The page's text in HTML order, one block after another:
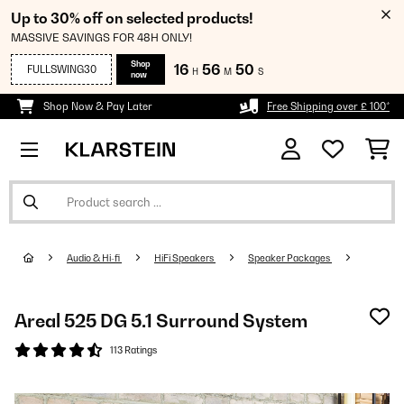
Up to 30% off on selected products!
MASSIVE SAVINGS FOR 48H ONLY!
FULLSWING30
Shop
now
16 H 56 M 50 S
Shop Now & Pay Later Free Shipping over £ 100*
Audio & Hi-fi HiFi Speakers Speaker Packages
Areal 525 DG 5.1 Surround System
113 Ratings